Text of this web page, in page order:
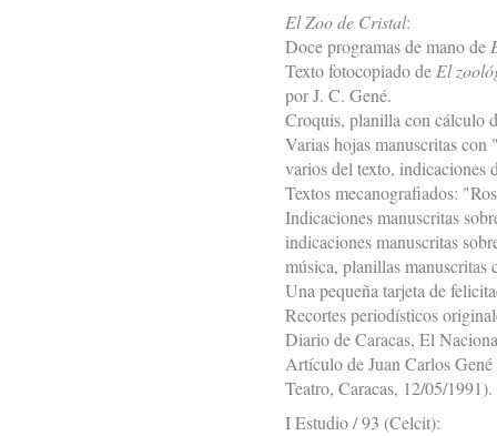
El Zoo de Cristal:
Doce programas de mano de
Texto fotocopiado de El
por J. C. Gené.
Croquis, planilla con cálculo
Varias hojas manuscritas
varios del texto, indicaciones
Textos mecanografiados:
Indicaciones manuscritas
indicaciones manuscritas
música, planillas manuscritas
Una pequeña tarjeta de
Recortes periodísticos
Diario de Caracas, El
Artículo de Juan Carlos
Teatro, Caracas, 12/05/1991).
I Estudio / 93 (Celcit):